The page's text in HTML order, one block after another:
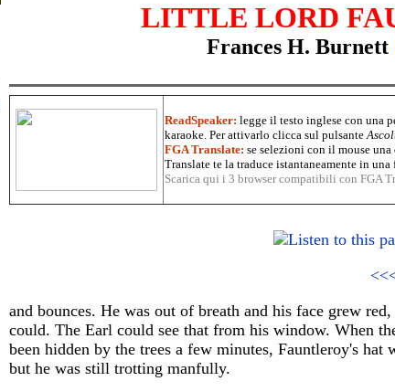
LITTLE LORD
Frances H. Burnett
ReadSpeaker: legge il testo inglese con una
karaoke. Per attivarlo clicca sul pulsante
FGA Translate: se selezioni con il mouse
Translate te la traduce istantaneamente in
Scarica qui i 3 browser compatibili con FGA
and bounces. He was out of breath and his face grew
could. The Earl could see that from his window. When
been hidden by the trees a few minutes, Fauntleroy's
but he was still trotting manfully.